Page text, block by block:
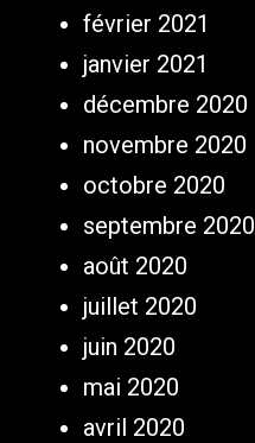
février 2021
janvier 2021
décembre 2020
novembre 2020
octobre 2020
septembre 2020
août 2020
juillet 2020
juin 2020
mai 2020
avril 2020